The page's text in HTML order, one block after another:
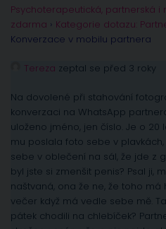
Psychoterapeutická, partnerská
zdarma › Kategorie dotazu:
Konverzace v mobilu partnera
Tereza zeptal se před 3 roky
Na dovolené při stahování
konverzaci na WhatsApp
uloženo jméno, jen číslo. Je o 20
mu poslala foto sebe v
sebe v oblečení na sál, že jde z
byl jste si zmenšit penis? Psal ji,
naštvaná, ona že ne, že toho
večer když má vedle sebe mě.
pátek chodili na chlebíček?